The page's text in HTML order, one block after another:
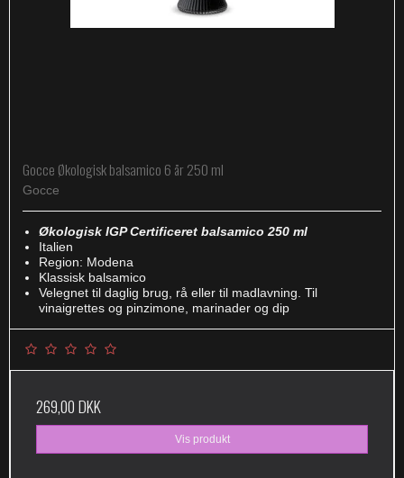
Gocce Økologisk balsamico 6 år 250 ml
Gocce
Økologisk IGP Certificeret balsamico 250 ml
Italien
Region: Modena
Klassisk balsamico
Velegnet til daglig brug, rå eller til madlavning. Til
vinaigrettes og pinzimone, marinader og dip
269,00 DKK
Vis produkt